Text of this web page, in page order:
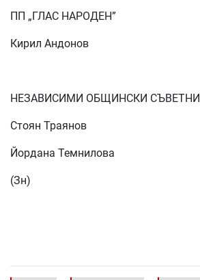
ПП „ГЛАС НАРОДЕН”
Кирил Андонов
НЕЗАВИСИМИ ОБЩИНСКИ
Стоян Траянов
Йордана Темнилова
(Зн)